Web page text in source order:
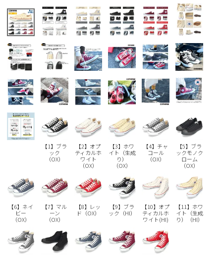
ウェア
Parade
SKECHERS
moz
new balance
puma
ワークシューズ
ブーツ
ウェア
Parade
SKECHERS
GAP
EDWIN
ブーツ
Parade
SKECHERS
new balance
asics
瞬足
キッズSALE
ボディバッグ
ハンドバッグ
ビジネスバッグ
トートバッグ
ショルダーバッグ
財布
すべての商品
ケア用品
雑貨
店舗一覧
ご利用ガイド
会員サービス
お問い合わせ
メルマガ購買
営業日カレンダー
休業日 お問い合わせ窓口休業日
2026 年8月
日 月 火 金
【1】ブラ
ック
（OX）
【2】オプ
ティカルホ
ワイト
（OX）
【3】ホワ
イト（生成
り）
（OX）
【4】チャ
コール
（OX）
【5】ブラ
ックモノク
ローム
（OX）
【6】ネイ
ビー
（OX）
【7】マル
ーン
（OX）
【8】レッ
ド（OX）
【9】ブラ
ック（HI）
【10】オプ
ティカルホ
ワイト(HI)
【11】ホワ
イト（生成
り）（HI）